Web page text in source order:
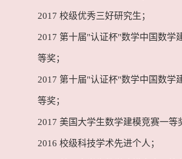
2017 校级优秀三好研究生；
2017 第十届"认证杯"数学中国数学
等奖；
2017 第十届"认证杯"数学中国数学
等奖；
2017 美国大学生数学建模竞赛一等
2016 校级科技学术先进个人；